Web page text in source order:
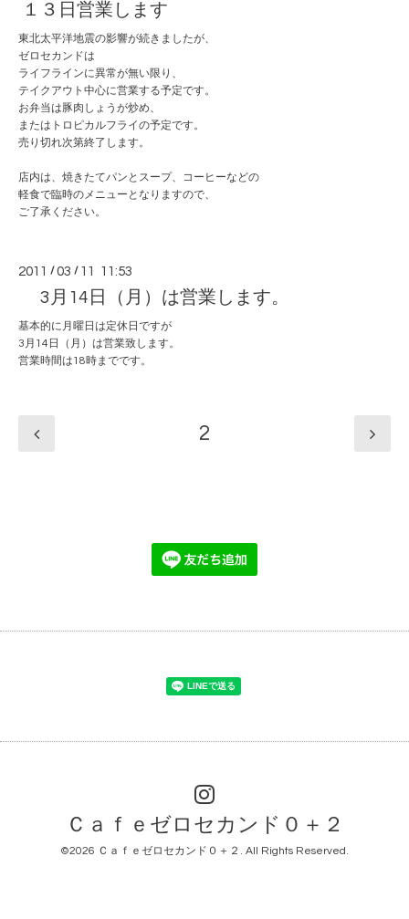
１３日営業します
東北太平洋地震の影響が続きましたが、
ゼロセカンドは
ライフラインに異常が無い限り、
テイクアウト中心に営業する予定です。
お弁当は豚肉しょうが炒め、
またはトロピカルフライの予定です。
売り切れ次第終了します。
店内は、焼きたてパンとスープ、コーヒーなどの
軽食で臨時のメニューとなりますので、
ご了承ください。
2011 /03 / 11 11:53
3月14日（月）は営業します。
基本的に月曜日は定休日ですが
3月14日（月）は営業致します。
営業時間は18時までです。
2
Ｃａｆｅゼロセカンド０＋２
©2026 Ｃａｆｅゼロセカンド０＋２ . All Rights Reserved.